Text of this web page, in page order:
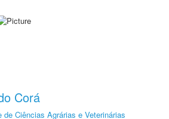
Corá
de Ciências Agrárias e Veterinárias